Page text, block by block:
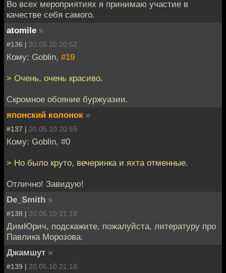
Во всех мероприятиях я принимаю участие в
качестве себя самого.
atomile »
#136 | 20.05.10 20:52
Кому: Goblin, #19
> Очень, очень красиво.
Скромное обояние буржуазии.
японский колонок »
#137 | 20.05.10 20:55
Кому: Goblin, #0
> Но было круто, вечеринка и яхта отменные.
Отлично! Завидую!
De_Smith »
#138 | 20.05.10 21:18
ДимЮрич, подскажите, пожалуйста, литературу про
Павлика Морозова.
Джамшут »
#139 | 20.05.10 21:18